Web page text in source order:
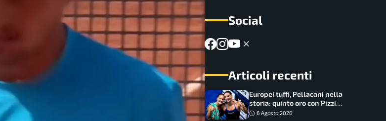
Social
Articoli recenti
Europei tuffi, Pellacani nella
storia: quinto oro con Pizzini
nel sincro da 3 metri
6 Agosto 2026